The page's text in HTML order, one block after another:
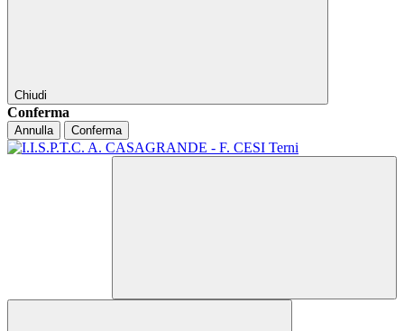
Chiudi
Conferma
Annulla Conferma